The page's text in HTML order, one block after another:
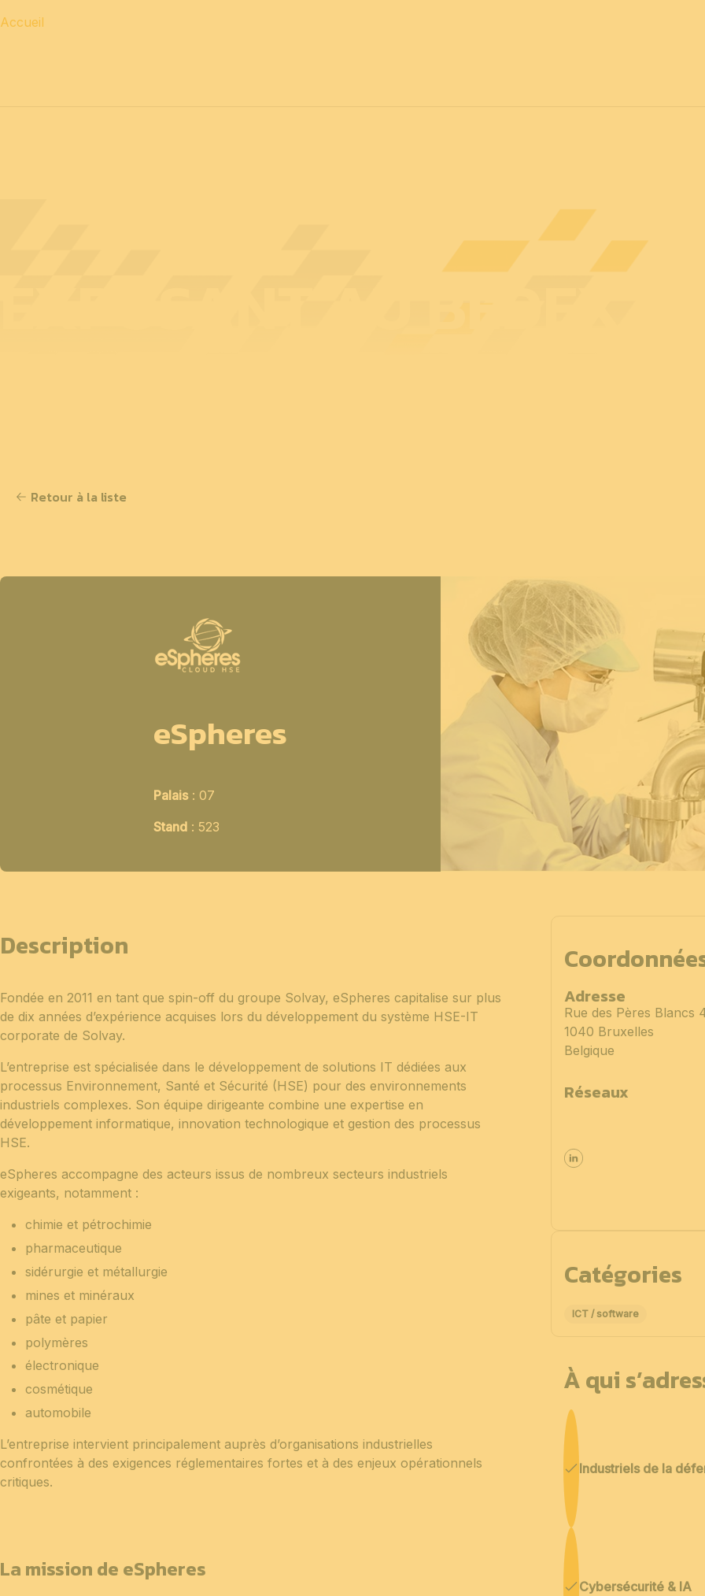
Accueil
Retour à la liste
eSpheres
Palais: 07
Stand : 523
Description
Fondée en 2011 en tant que spin-off du groupe Solvay, eSpheres capitalise sur plus
de dix années d’expérience acquises lors du développement du système HSE-IT
corporate de Solvay.
L’entreprise est spécialisée dans le développement de solutions IT dédiées aux
processus Environnement, Santé et Sécurité (HSE) pour des environnements
industriels complexes. Son équipe dirigeante combine une expertise en
développement informatique, innovation technologique et gestion des processus
HSE.
eSpheres accompagne des acteurs issus de nombreux secteurs industriels
exigeants, notamment :
chimie et pétrochimie
pharmaceutique
sidérurgie et métallurgie
mines et minéraux
pâte et papier
polymères
électronique
cosmétique
automobile
L’entreprise intervient principalement auprès d’organisations industrielles
confrontées à des exigences réglementaires fortes et à des enjeux opérationnels
critiques.
La mission de eSpheres
Adresse
Rue des Pères Blancs
1040 Bruxelles
Belgique
Réseaux
Catégories
ICT / software
À qui
Industriels de la
Cybersécurité & IA